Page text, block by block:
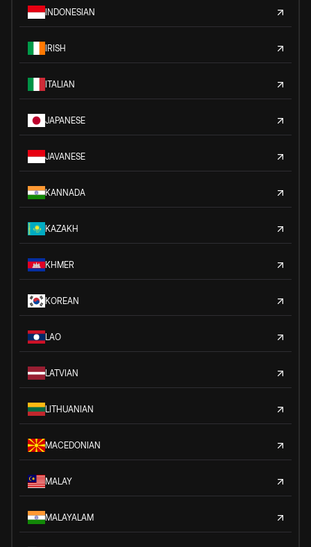
INDONESIAN
IRISH
ITALIAN
JAPANESE
JAVANESE
KANNADA
KAZAKH
KHMER
KOREAN
LAO
LATVIAN
LITHUANIAN
MACEDONIAN
MALAY
MALAYALAM